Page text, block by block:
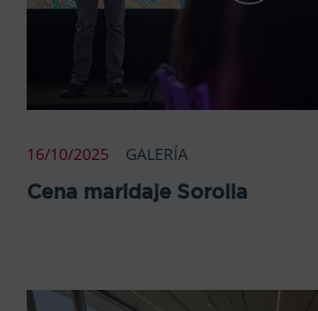
16/10/2025 GALERÍA
Cena maridaje Sorolla